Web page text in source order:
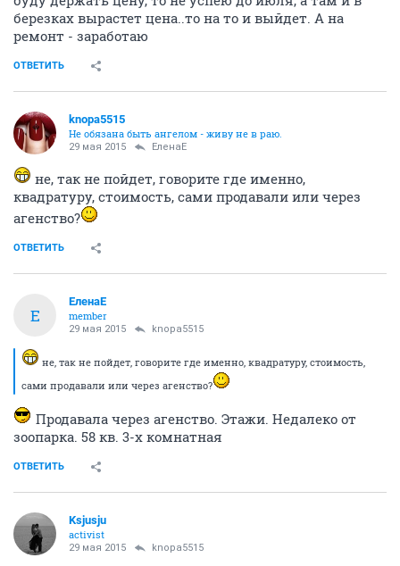
березках вырастет цена..то на то и выйдет. А на
ремонт - заработаю
ОТВЕТИТЬ
knopa5515
Не обязана быть ангелом - живу не в раю.
29 мая 2015 ЕленаЕ
не, так не пойдет, говорите где именно,
квадратуру, стоимость, сами продавали или через
агенство?
ОТВЕТИТЬ
Е
ЕленаЕ
member
29 мая 2015 knopa5515
не, так не пойдет, говорите где именно, квадратуру, стоимость,
сами продавали или через агенство?
Продавала через агенство. Этажи. Недалеко от
зоопарка. 58 кв. 3-х комнатная
ОТВЕТИТЬ
Ksjusju
activist
29 мая 2015 knopa5515